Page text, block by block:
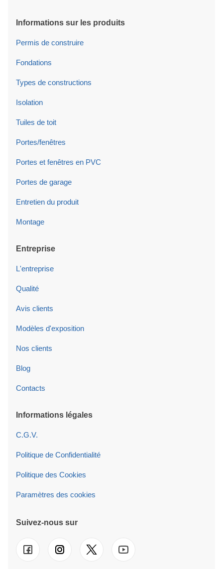
Informations sur les produits
Permis de construire
Fondations
Types de constructions
Isolation
Tuiles de toit
Portes/fenêtres
Portes et fenêtres en PVC
Portes de garage
Entretien du produit
Montage
Entreprise
L'entreprise
Qualité
Avis clients
Modèles d'exposition
Nos clients
Blog
Contacts
Informations légales
C.G.V.
Politique de Confidentialité
Politique des Cookies
Paramètres des cookies
Suivez-nous sur